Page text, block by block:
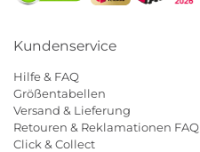
Kundenservice
Hilfe & FAQ
Größentabellen
Versand & Lieferung
Retouren & Reklamationen FAQ
Click & Collect